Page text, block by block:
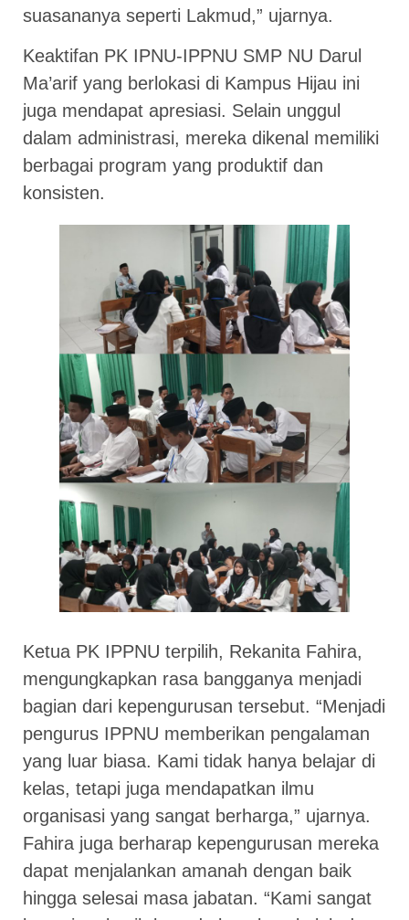
suasananya seperti Lakmud,” ujarnya.
Keaktifan PK IPNU-IPPNU SMP NU Darul
Ma’arif yang berlokasi di Kampus Hijau ini
juga mendapat apresiasi. Selain unggul
dalam administrasi, mereka dikenal memiliki
berbagai program yang produktif dan
konsisten.
Ketua PK IPPNU terpilih, Rekanita Fahira,
mengungkapkan rasa bangganya menjadi
bagian dari kepengurusan tersebut. “Menjadi
pengurus IPPNU memberikan pengalaman
yang luar biasa. Kami tidak hanya belajar di
kelas, tetapi juga mendapatkan ilmu
organisasi yang sangat berharga,” ujarnya.
Fahira juga berharap kepengurusan mereka
dapat menjalankan amanah dengan baik
hingga selesai masa jabatan. “Kami sangat